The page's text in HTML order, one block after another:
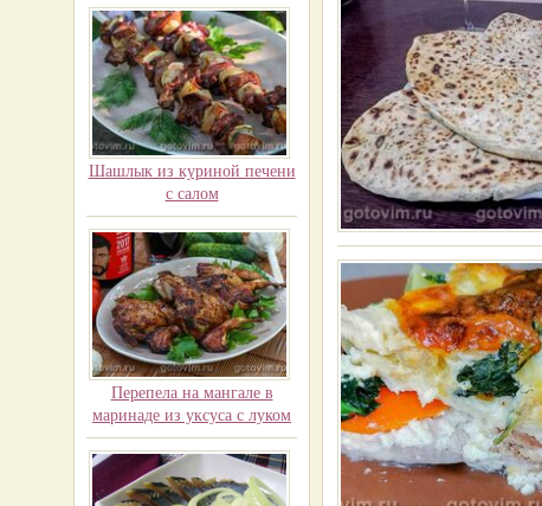
Шашлык из куриной печени
с салом
Перепела на мангале в
маринаде из уксуса с луком